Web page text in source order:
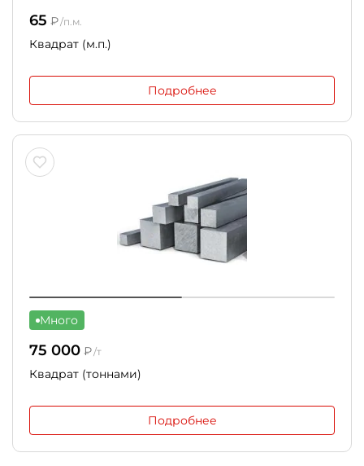
65 ₽/п.м.
Квадрат (м.п.)
Подробнее
Много
75 000 ₽/т
Квадрат (тоннами)
Подробнее